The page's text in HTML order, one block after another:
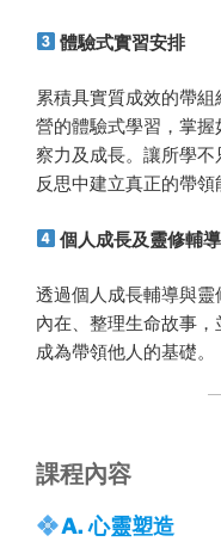
體驗式實習安排
累積具實質成效的帶
營的體驗式學習，掌
察力及成長。讓所學
反思中建立真正的帶領
個人成長及靈修輔導
透過個人成長輔導與
內在、整理生命故事
成為帶領他人的基礎。
課程內容
A. 心靈塑造